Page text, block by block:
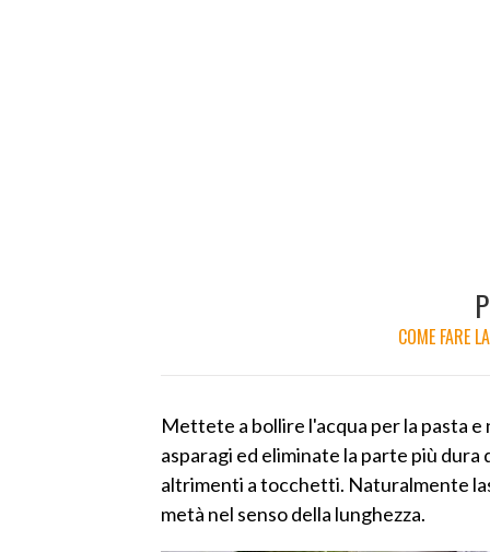
COME FARE
Mettete a bollire l'acqua per la pasta
asparagi ed eliminate la parte più
altrimenti a tocchetti. Naturalmente
metà nel senso della lunghezza.